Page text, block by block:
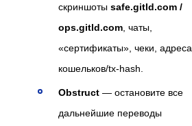
скриншоты safe.gitld.com /
ops.gitld.com , чаты,
«сертификаты», чеки, адреса
кошельков/tx-hash.
Obstruct — остановите все
дальнейшие переводы